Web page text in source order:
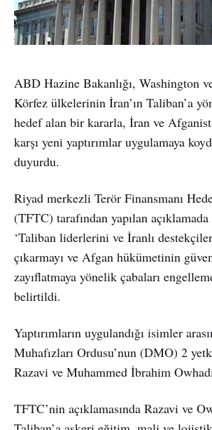
ABD Hazine Bakanlığı, Washington
Körfez ülkelerinin İran’ın Taliban’a
hedef alan bir kararla, İran ve
karşı yeni yaptırımlar uygulamaya
duyurdu.
Riyad merkezli Terör Finansmanı
(TFTC) tarafından yapılan açıklamada
‘Taliban liderlerini ve İranlı
çıkarmayı ve Afgan hükümetinin
zayıflatmaya yönelik çabaları
belirtildi.
Yaptırımların uygulandığı isimler
Muhafızları Ordusu’nun (DMO) 2
Razavi ve Muhammed İbrahim
TFTC’nin açıklamasında Razavi ve